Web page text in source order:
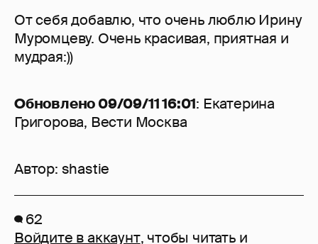
От себя добавлю, что очень люблю Ирину
Муромцеву. Очень красивая, приятная и
мудрая:))
Обновлено 09/09/11 16:01: Екатерина
Григорова, Вести Москва
Автор: shastie
62
Войдите в аккаунт, чтобы читать и